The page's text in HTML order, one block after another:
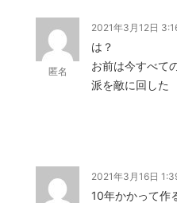
匿名
2021年3月12日
は？
お前は今すべて
派を敵に回した
2021年3月16日
10年かかって作